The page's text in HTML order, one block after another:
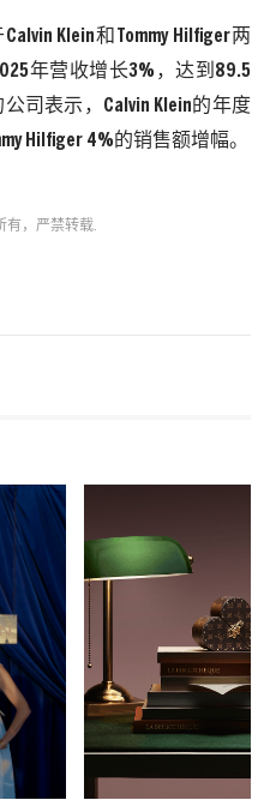
Calvin Klein和 Tommy Hilfiger两
年营收增长3% ，达到 89.5
司表示， Calvin Klein 的年度
Hilfiger 4%的销售额增幅。
有，严禁转载.